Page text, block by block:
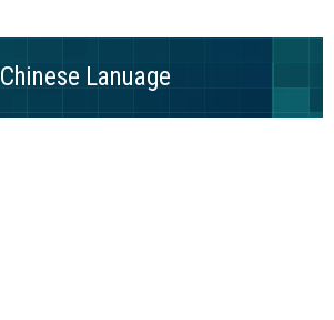
Chinese Lanuage